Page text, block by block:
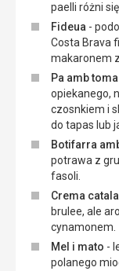
paelli różni
Fideua -
Costa Brava
makaronem
Pa amb
opiekanego,
czosnkiem i
do tapas lub
Botifarra
potrawa z
fasoli.
Crema
brulee, ale
cynamonem.
Mel i mato -
polanego